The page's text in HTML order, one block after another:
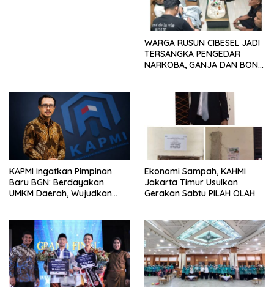
WARGA RUSUN CIBESEL JADI
TERSANGKA PENGEDAR
NARKOBA, GANJA DAN BONG
KAPMI Ingatkan Pimpinan
Baru BGN: Berdayakan
UMKM Daerah, Wujudkan
Ekonomi Sampah, KAHMI
Jakarta Timur Usulkan
Gerakan Sabtu PILAH OLAH